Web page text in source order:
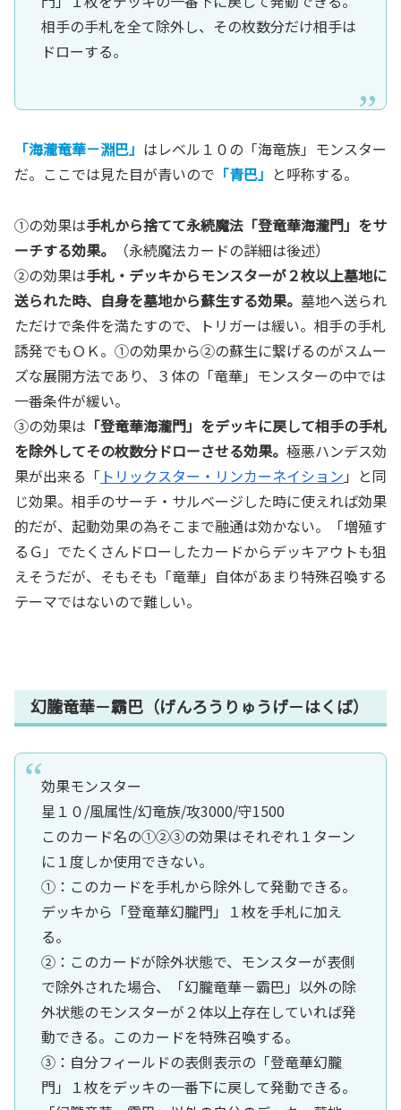
相手の手札を全て除外し、その枚数分だけ相手は
ドローする。
「海瀧竜華－淵巴」 はレベル１０の「海竜族」モンスター
だ。ここでは見た目が青いので 「青巴」 と呼称する。
①の効果は手札から捨てて永続魔法「登竜華海瀧門」をサ
ーチする効果。
（永続魔法カードの詳細は後述）
②の効果は手札・デッキからモンスターが２枚以上墓地に
送られた時、自身を墓地から蘇生する効果。 墓地へ送られ
ただけで条件を満たすので、トリガーは緩い。相手の手札
誘発でもＯＫ。①の効果から②の蘇生に繋げるのがスムー
ズな展開方法であり、３体の「竜華」モンスターの中では
一番条件が緩い。
③の効果は 「登竜華海瀧門」をデッキに戻して相手の手札
を除外してその枚数分ドローさせる効果。 極悪ハンデス効
果が出来る「 トリックスター・リンカーネイション 」と同
じ効果。相手のサーチ・サルベージした時に使えれば効果
的だが、起動効果の為そこまで融通は効かない。「増殖す
るＧ」でたくさんドローしたカードからデッキアウトも狙
えそうだが、そもそも「竜華」自体があまり特殊召喚する
テーマではないので難しい。
幻朧竜華－霸巴（げんろうりゅうげ－はくば）
効果モンスター
星１０/風属性/幻竜族/攻3000/守1500
このカード名の①②③の効果はそれぞれ１ターン
に１度しか使用できない。
①：このカードを手札から除外して発動できる。
デッキから「登竜華幻朧門」１枚を手札に加え
る。
②：このカードが除外状態で、モンスターが表側
で除外された場合、「幻朧竜華－霸巴」以外の除
外状態のモンスターが２体以上存在していれば発
動できる。このカードを特殊召喚する。
③：自分フィールドの表側表示の「登竜華幻朧
門」１枚をデッキの一番下に戻して発動できる。